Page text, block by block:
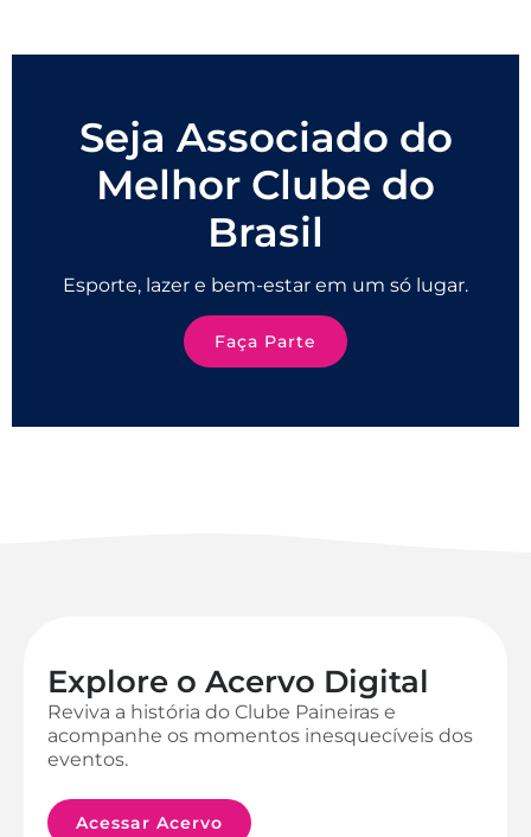
Seja Associado do
Melhor Clube do
Brasil
Esporte, lazer e bem-estar em um só lugar.
Faça Parte
Explore o Acervo Digital
Reviva a história do Clube Paineiras e
acompanhe os momentos inesquecíveis dos
eventos.
Acessar Acervo